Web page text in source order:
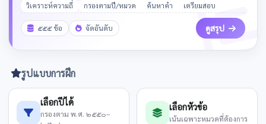
วิเคราะห์ความถี่ กรองตามปี/หมวด ค้นหาคำ เตรียมสอบ
๕๕๕ ข้อ จัดอันดับ ดูสรุป
รูปแบบการฝึก
เลือกปีได้
กรองตาม พ.ศ. ๒๕๕๐–
เลือกหัวข้อ
เน้นเฉพาะหมวดที่ต้องการ